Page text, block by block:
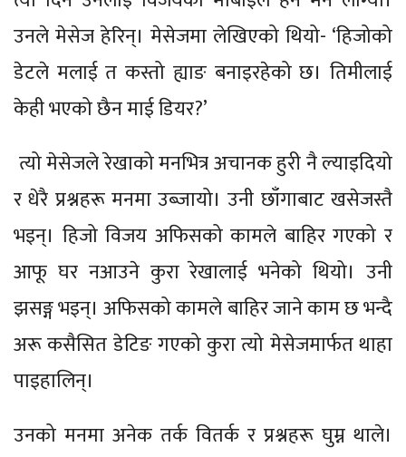
उनले मेसेज हेरिन्। मेसेजमा लेखिएको थियो- ‘हिजोको
डेटले मलाई त कस्तो ह्याङ बनाइरहेको छ। तिमीलाई
केही भएको छैन माई डियर?’
त्यो मेसेजले रेखाको मनभित्र अचानक हुरी नै ल्याइदियो
र धेरै प्रश्नहरू मनमा उब्जायो। उनी छाँगाबाट खसेजस्तै
भइन्। हिजो विजय अफिसको कामले बाहिर गएको र
आफू घर नआउने कुरा रेखालाई भनेको थियो। उनी
झसङ्ग भइन्। अफिसको कामले बाहिर जाने काम छ भन्दै
अरू कसैसित डेटिङ गएको कुरा त्यो मेसेजमार्फत थाहा
पाइहालिन्।
उनको मनमा अनेक तर्क वितर्क र प्रश्नहरू घुम्न थाले।